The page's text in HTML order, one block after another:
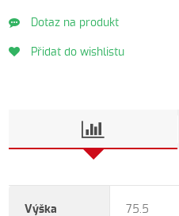
Dotaz na produkt
Přidat do wishlistu
Výška 75.5